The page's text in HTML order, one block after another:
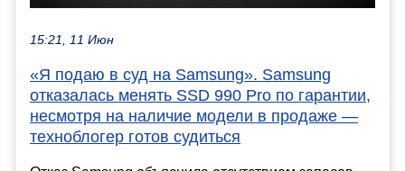
15:21, 11 Июн
«Я подаю в суд на Samsung». Samsung
отказалась менять SSD 990 Pro по гарантии,
несмотря на наличие модели в продаже —
техноблогер готов судиться